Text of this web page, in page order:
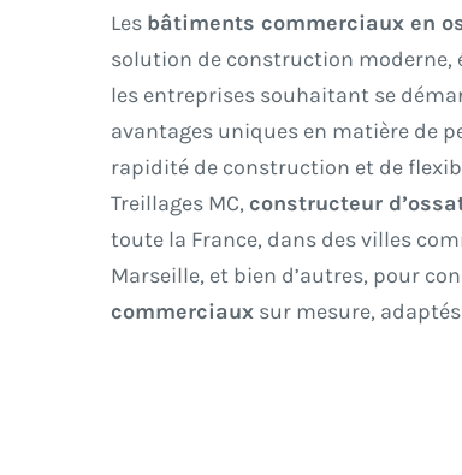
Les bâtiments commerciaux en
solution de construction moderne,
les entreprises souhaitant se
avantages uniques en matière de
rapidité de construction et de
Treillages MC, constructeur
toute la France, dans des villes
Marseille, et bien d’autres, pour
commerciauxsur mesure,